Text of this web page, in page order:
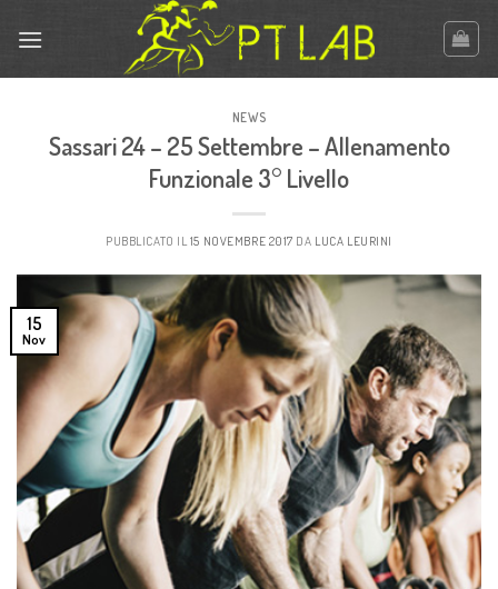
NEWS
Sassari 24 – 25 Settembre – Allenamento
Funzionale 3° Livello
PUBBLICATO IL 15 NOVEMBRE 2017 DA LUCA LEURINI
15
Nov